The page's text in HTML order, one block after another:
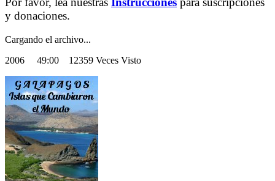
y donaciones.
Cargando el archivo...
2006 49:00 12359 Veces Visto